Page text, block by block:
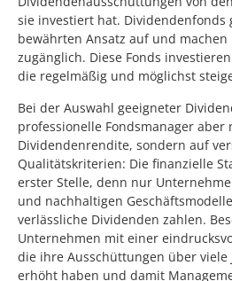
sie investiert hat. Dividendenfonds
bewährten Ansatz auf und
zugänglich. Diese Fonds
die regelmäßig und möglichst
Bei der Auswahl geeigneter
professionelle Fondsmanager
Dividendenrendite, sondern auf
Qualitätskriterien: Die finanzielle
erster Stelle, denn nur
und nachhaltigen
verlässliche Dividenden zahlen.
Unternehmen mit einer
die ihre Ausschüttungen über viele
erhöht haben und damit